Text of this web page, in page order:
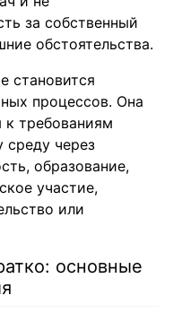
за собственный
обстоятельства.
становится
процессов. Она
к требованиям
через
образование,
участие,
или
основные